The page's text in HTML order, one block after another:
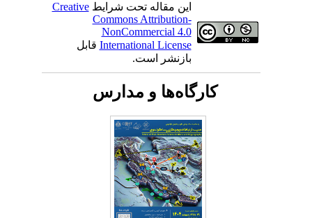
این مقاله تحت شرایطCreative
Commons Attribution-
NonCommercial 4.0
International Licenseقابل
بازنشر است.
کارگاه‌ها و مدارس